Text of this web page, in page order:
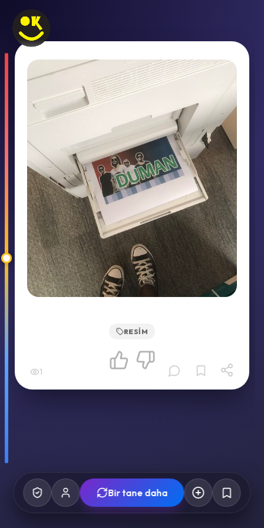
RESIM
1
Bir tane daha